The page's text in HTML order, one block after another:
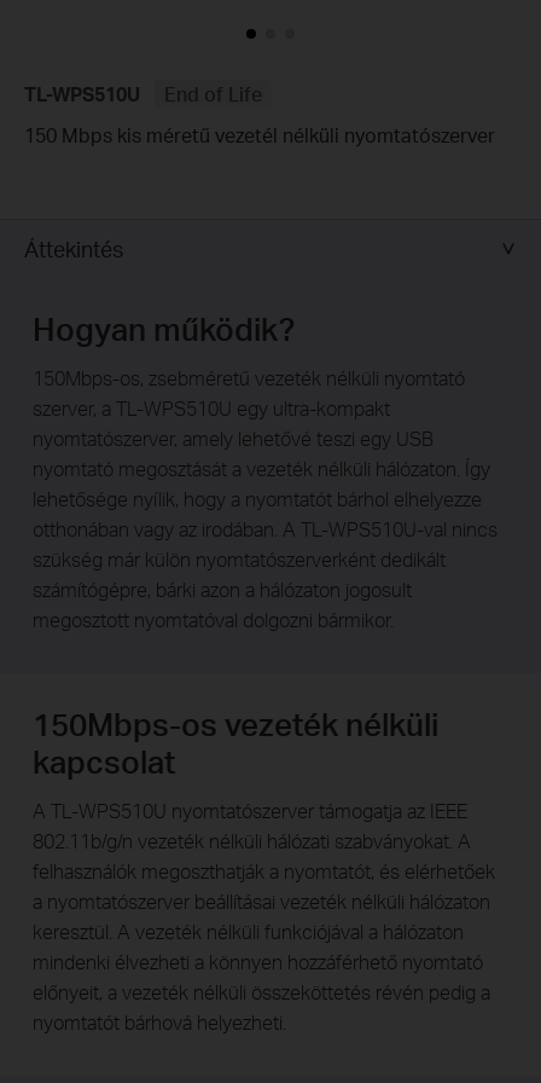
TL-WPS510U
End of Life
150 Mbps kis méretű vezetél nélküli nyomtatószerver
Áttekintés
Hogyan működik?
150Mbps-os, zsebméretű vezeték nélküli nyomtató
szerver, a TL-WPS510U egy ultra-kompakt
nyomtatószerver, amely lehetővé teszi egy USB
nyomtató megosztását a vezeték nélküli hálózaton. Így
lehetősége nyílik, hogy a nyomtatót bárhol elhelyezze
otthonában vagy az irodában. A TL-WPS510U-val nincs
szükség már külön nyomtatószerverként dedikált
számítógépre, bárki azon a hálózaton jogosult
megosztott nyomtatóval dolgozni bármikor.
150Mbps-os vezeték nélküli
kapcsolat
A TL-WPS510U nyomtatószerver támogatja az IEEE
802.11b/g/n vezeték nélküli hálózati szabványokat. A
felhasználók megoszthatják a nyomtatót, és elérhetőek
a nyomtatószerver beállításai vezeték nélküli hálózaton
keresztül. A vezeték nélküli funkciójával a hálózaton
mindenki élvezheti a könnyen hozzáférhető nyomtató
előnyeit, a vezeték nélküli összeköttetés révén pedig a
nyomtatót bárhová helyezheti.